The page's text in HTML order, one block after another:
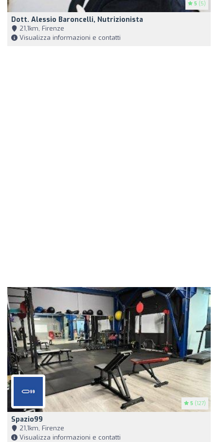
5 (5)
Dott. Alessio Baroncelli, Nutrizionista
21,1km, Firenze
Visualizza informazioni e contatti
5 (127)
Spazio99
21,1km, Firenze
Visualizza informazioni e contatti